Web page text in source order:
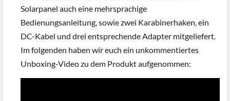
Solarpanel auch eine mehrsprachige
Bedienungsanleitung, sowie zwei Karabinerhaken, ein
DC-Kabel und drei entsprechende Adapter mitgeliefert.
Im folgenden haben wir euch ein unkommentiertes
Unboxing-Video zu dem Produkt aufgenommen: